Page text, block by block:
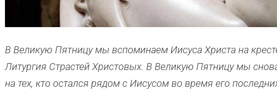
В Великую Пятницу мы вспоминаем Иисуса Христа на
Литургия Страстей Христовых. В Великую Пятницу мы
на тех, кто остался рядом с Иисусом во время его